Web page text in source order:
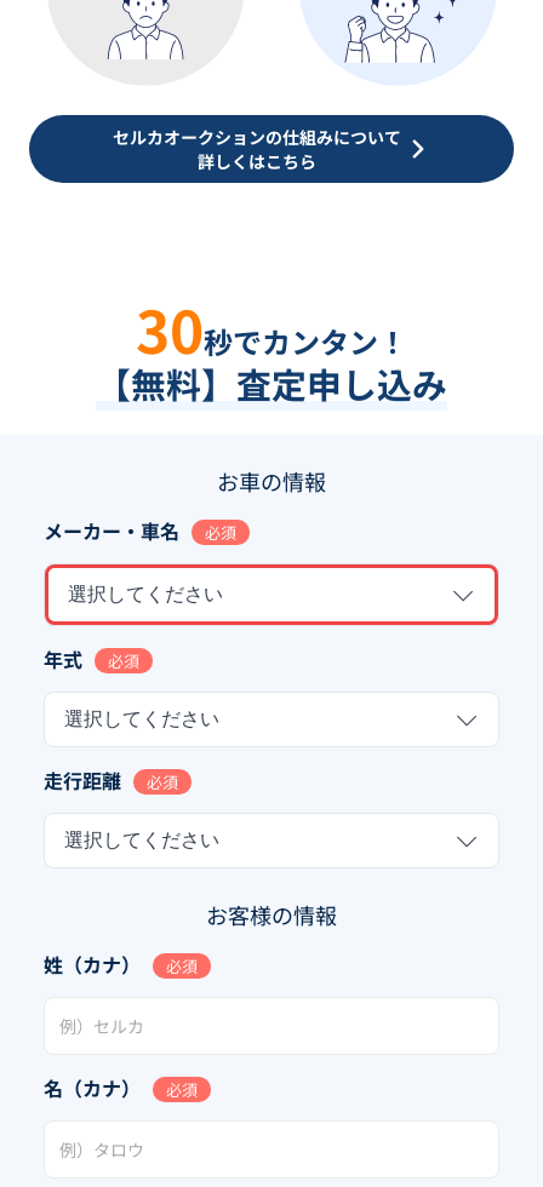
セルカオークションの仕組みについて
詳しくはこちら
30秒でカンタン！
【無料】査定申し込み
お車の情報
メーカー・車名 必須
選択してください
年式 必須
選択してください
走行距離 必須
選択してください
お客様の情報
姓（カナ） 必須
名（カナ） 必須